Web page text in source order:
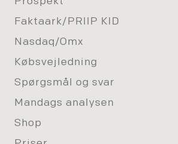
Faktaark/PRIIP KID
Nasdaq/Omx
Købsvejledning
Spørgsmål og svar
Mandags analysen
Shop